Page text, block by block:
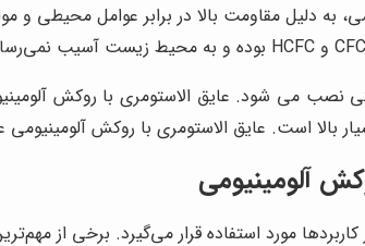
به دلیل مقاومت بالا در برابر عوامل محیطی و
می شود. عایق الاستومری با روکش
بالا است. عایق الاستومری با روکش آلومینیومی
آلومینیومی
مورد استفاده قرار می‌گیرد. برخی از مهم‌ترین